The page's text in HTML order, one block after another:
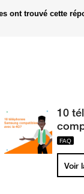
ont trouvé cette
10
Voir